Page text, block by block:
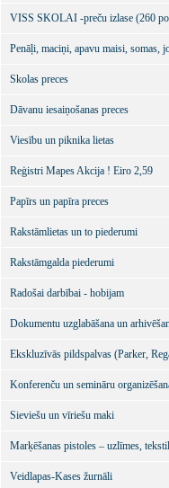
VISS SKOLAI -preču izlase (260
Penāļi, maciņi, apavu maisi, somas,
Skolas preces
Dāvanu iesaiņošanas preces
Viesību un piknika lietas
Reģistri Mapes Akcija ! Eiro 2,59
Papīrs un papīra preces
Rakstāmlietas un to piederumi
Rakstāmgalda piederumi
Radošai darbībai - hobijam
Dokumentu uzglabāšana un
Ekskluzīvās pildspalvas (Parker,
Konferenču un semināru
Sieviešu un vīriešu maki
Marķēšanas pistoles – uzlīmes,
Veidlapas-Kases žurnāli